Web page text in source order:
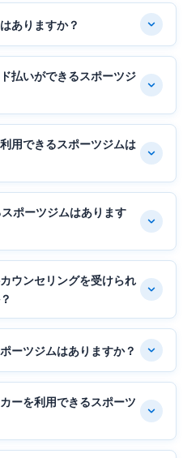
ありますか？
払いができるスポーツジ
用できるスポーツジムは
ポーツジムはあります
ウンセリングを受けられ
ーツジムはありますか？
ーを利用できるスポーツ